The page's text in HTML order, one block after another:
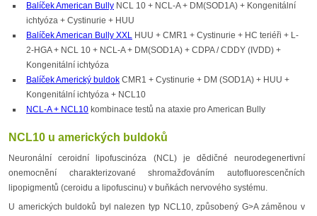
Balíček American Bully NCL 10 + NCL-A + DM(SOD1A) + Kongenitální
ichtyóza + Cystinurie + HUU
Balíček American Bully XXL HUU + CMR1 + Cystinurie + HC teriéři + L-
2-HGA + NCL 10 + NCL-A + DM(SOD1A) + CDPA / CDDY (IVDD) +
Kongenitální ichtyóza
Balíček Americký buldok CMR1 + Cystinurie + DM (SOD1A) + HUU +
Kongenitální ichtyóza + NCL10
NCL-A + NCL10 kombinace testů na ataxie pro American Bully
NCL10 u amerických buldoků
Neuronální ceroidní lipofuscinóza (NCL) je dědičné neurodegenertivní
onemocnění charakterizované shromažďováním autofluorescenčních
lipopigmentů (ceroidu a lipofuscinu) v buňkách nervového systému.
U amerických buldoků byl nalezen typ NCL10, způsobený G>A záměnou v